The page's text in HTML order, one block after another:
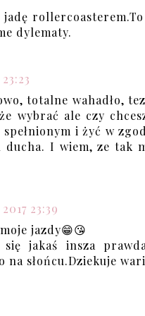
jadę
dylematy.
totalne wahadło,
wybrać ale czy
i żyć w
ducha. I wiem, ze tak
23:39
jazdy😁😘
jakaś insza
na słońcu.Dziekuje